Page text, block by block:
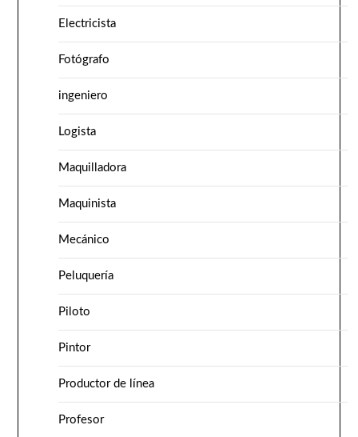
Electricista
Fotógrafo
ingeniero
Logista
Maquilladora
Maquinista
Mecánico
Peluquería
Piloto
Pintor
Productor de línea
Profesor